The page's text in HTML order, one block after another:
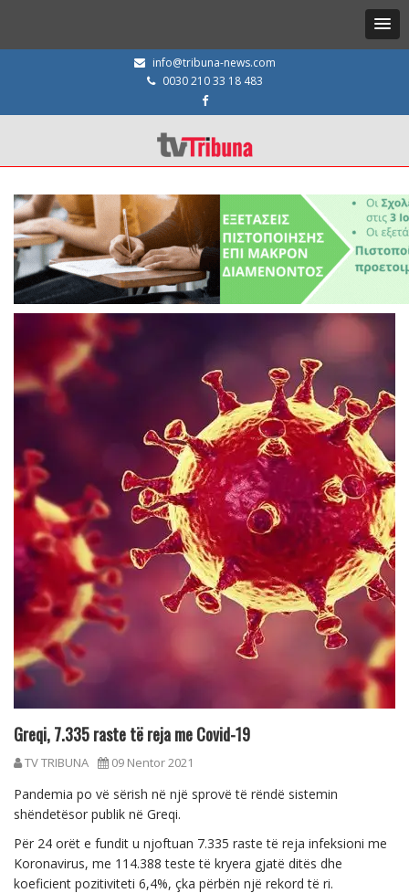
info@tribuna-news.com
0030 210 33 18 483
Greqi, 7.335 raste të reja me Covid-19
TV TRIBUNA 09 Nentor 2021
Pandemia po vë sërish në një sprovë të rëndë sistemin
shëndetësor publik në Greqi.
Për 24 orët e fundit u njoftuan 7.335 raste të reja infeksioni me
Koronavirus, me 114.388 teste të kryera gjatë ditës dhe
koeficient pozitiviteti 6,4%, çka përbën një rekord të ri.